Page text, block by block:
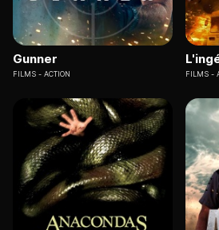
Gunner
FILMS ACTION FILMS